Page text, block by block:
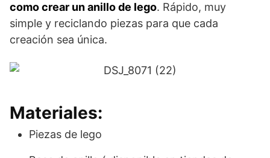
como crear un anillo de lego. Rápido, muy
simple y reciclando piezas para que cada
creación sea única.
Materiales:
Piezas de lego